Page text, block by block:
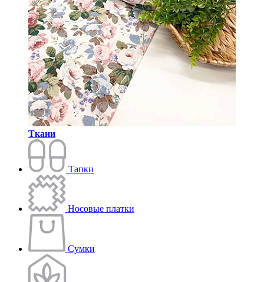
Ткани
Тапки
Носовые платки
Сумки